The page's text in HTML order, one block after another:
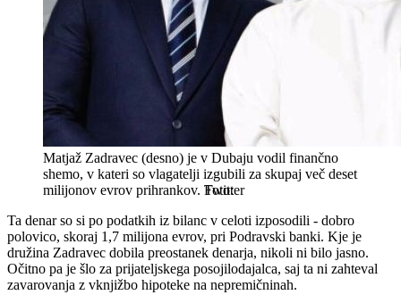
Matjaž Zadravec (desno) je v Dubaju vodil finančno
shemo, v kateri so vlagatelji izgubili za skupaj več deset
milijonov evrov prihrankov. Twitter
Ta denar so si po podatkih iz bilanc v celoti izposodili - dobro
polovico, skoraj 1,7 milijona evrov, pri Podravski banki. Kje je
družina Zadravec dobila preostanek denarja, nikoli ni bilo jasno.
Očitno pa je šlo za prijateljskega posojilodajalca, saj ta ni zahteval
zavarovanja z vknjižbo hipoteke na nepremičninah.